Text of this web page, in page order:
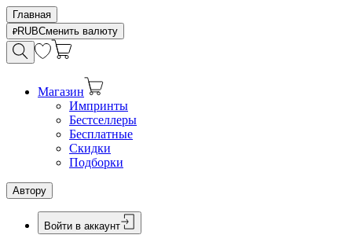
Главная
RUBСменить валюту
Магазин
Импринты
Бестселлеры
Бесплатные
Скидки
Подборки
Автору
Войти в аккаунт